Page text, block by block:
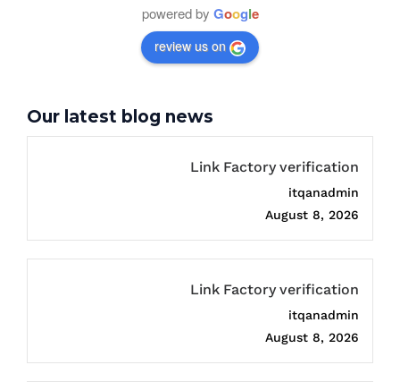
powered by Google
review us on
Our latest blog news
Link Factory verification
itqanadmin
August 8, 2026
Link Factory verification
itqanadmin
August 8, 2026